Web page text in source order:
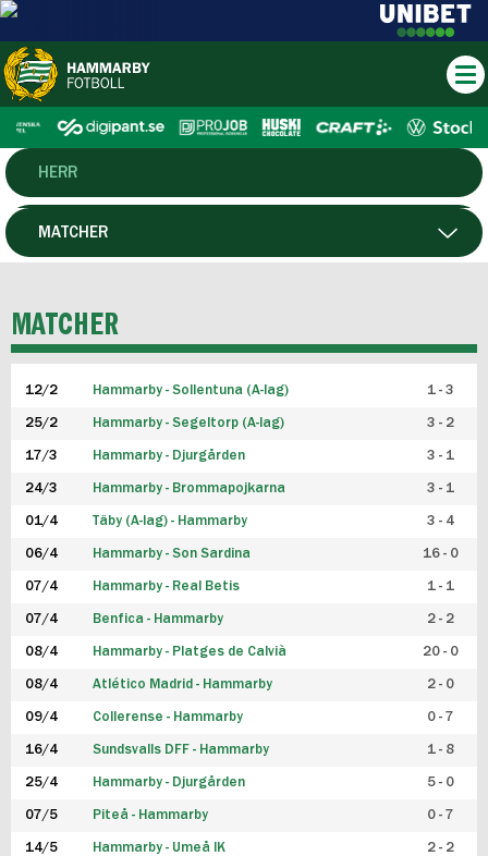
HERR
DAM
P19
F19
FUTSAL HERR
FUTSAL DAM
MATCHER
MATCHER
12/2 Hammarby - Sollentuna (A-lag) 1 - 3
25/2 Hammarby - Segeltorp (A-lag) 3 - 2
17/3 Hammarby - Djurgården 3 - 1
24/3 Hammarby - Brommapojkarna 3 - 1
01/4 Täby (A-lag) - Hammarby 3 - 4
06/4 Hammarby - Son Sardina 16 - 0
07/4 Hammarby - Real Betis 1 - 1
07/4 Benfica - Hammarby 2 - 2
08/4 Hammarby - Platges de Calvià 20 - 0
08/4 Atlético Madrid - Hammarby 2 - 0
09/4 Collerense - Hammarby 0 - 7
16/4 Sundsvalls DFF - Hammarby 1 - 8
25/4 Hammarby - Djurgården 5 - 0
07/5 Piteå - Hammarby 0 - 7
14/5 Hammarby - Umeå IK 2 - 2